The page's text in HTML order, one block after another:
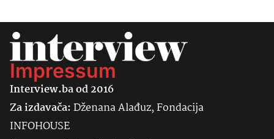
Impressum
Interview.ba od 2016
Za izdavača:Dženana Alađuz, Fondacija
INFOHOUSE